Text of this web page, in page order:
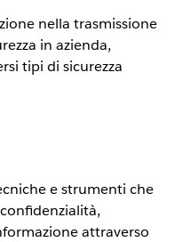
nella trasmissione
in azienda,
tipi di sicurezza
e strumenti che
attraverso